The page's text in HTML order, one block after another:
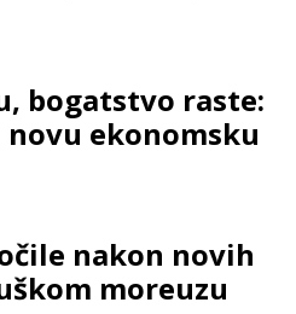
bogatstvo raste:
ekonomsku
nakon novih
moreuzu